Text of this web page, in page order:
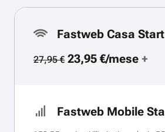
Fastweb Casa Start
27,95 €23,95 €/mese+
Fastweb Mobile